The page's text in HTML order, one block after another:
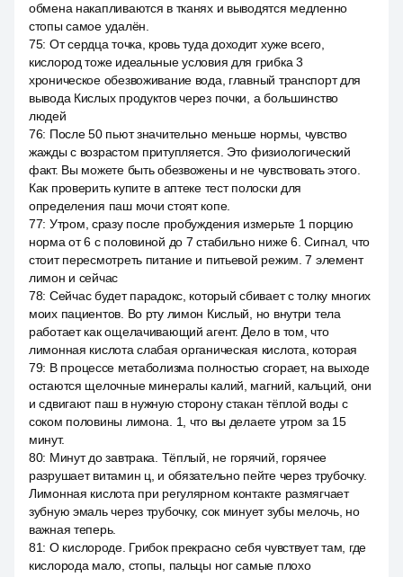
обмена накапливаются в тканях и выводятся медленно
стопы самое удалён.
75: От сердца точка, кровь туда доходит хуже всего,
кислород тоже идеальные условия для грибка 3
хроническое обезвоживание вода, главный транспорт для
вывода Кислых продуктов через почки, а большинство
людей
76: После 50 пьют значительно меньше нормы, чувство
жажды с возрастом притупляется. Это физиологический
факт. Вы можете быть обезвожены и не чувствовать этого.
Как проверить купите в аптеке тест полоски для
определения паш мочи стоят копе.
77: Утром, сразу после пробуждения измерьте 1 порцию
норма от 6 с половиной до 7 стабильно ниже 6. Сигнал, что
стоит пересмотреть питание и питьевой режим. 7 элемент
лимон и сейчас
78: Сейчас будет парадокс, который сбивает с толку многих
моих пациентов. Во рту лимон Кислый, но внутри тела
работает как ощелачивающий агент. Дело в том, что
лимонная кислота слабая органическая кислота, которая
79: В процессе метаболизма полностью сгорает, на выходе
остаются щелочные минералы калий, магний, кальций, они
и сдвигают паш в нужную сторону стакан тёплой воды с
соком половины лимона. 1, что вы делаете утром за 15
минут.
80: Минут до завтрака. Тёплый, не горячий, горячее
разрушает витамин ц, и обязательно пейте через трубочку.
Лимонная кислота при регулярном контакте размягчает
зубную эмаль через трубочку, сок минует зубы мелочь, но
важная теперь.
81: О кислороде. Грибок прекрасно себя чувствует там, где
кислорода мало, стопы, пальцы ног самые плохо